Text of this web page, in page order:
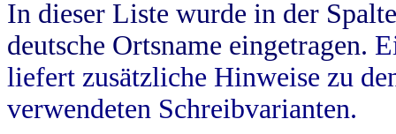
In dieser Liste wurde in der
deutsche Ortsname eingetragen.
liefert zusätzliche Hinweise zu
verwendeten Schreibvarianten.